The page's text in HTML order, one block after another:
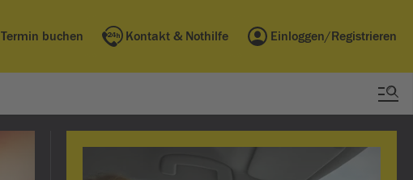
Termin buchen Kontakt & Nothilfe Einloggen/Registrieren